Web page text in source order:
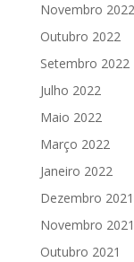
Novembro 2022
Outubro 2022
Setembro 2022
Julho 2022
Maio 2022
Março 2022
Janeiro 2022
Dezembro 2021
Novembro 2021
Outubro 2021